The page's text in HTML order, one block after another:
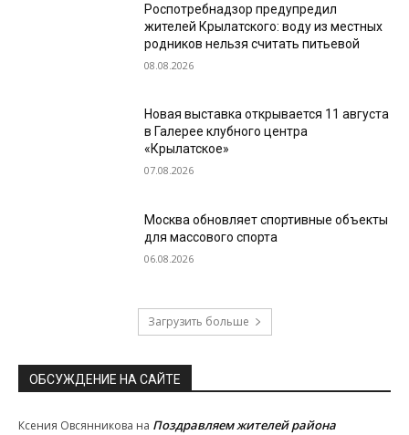
Роспотребнадзор предупредил
жителей Крылатского: воду из местных
родников нельзя считать питьевой
08.08.2026
Новая выставка открывается 11 августа
в Галерее клубного центра
«Крылатское»
07.08.2026
Москва обновляет спортивные объекты
для массового спорта
06.08.2026
Загрузить больше
ОБСУЖДЕНИЕ НА САЙТЕ
Ксения Овсянникова на Поздравляем жителей района